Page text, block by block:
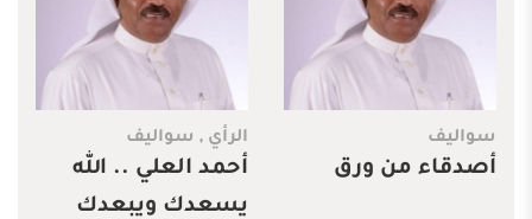
سواليف
أصدقاء من ورق
الرأي , سواليف
أحمد العلي .. الله
يسعدك ويبعدك